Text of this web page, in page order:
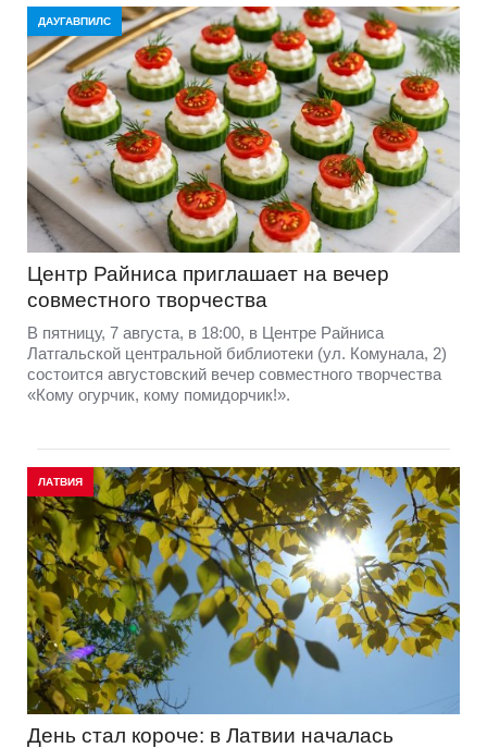
ДАУГАВПИЛС
Центр Райниса приглашает на вечер
совместного творчества
В пятницу, 7 августа, в 18:00, в Центре Райниса
Латгальской центральной библиотеки (ул. Комунала, 2)
состоится августовский вечер совместного творчества
«Кому огурчик, кому помидорчик!».
ЛАТВИЯ
День стал короче: в Латвии началась